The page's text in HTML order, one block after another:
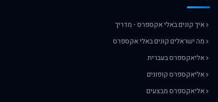
איך קונים באלי אקספרס - מדריך
מה ישראלים קונים באלי אקספרס
אליאקספרס בעברית
אליאקספרס קופונים
אליאקספרס מבצעים